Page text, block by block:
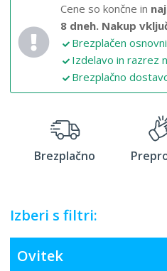
Cene so končne in
8 dneh. Nakup
Brezplačen
Izdelavo in razrez
Brezplačno
Brezplačno
Izberi s filtri:
Ovitek